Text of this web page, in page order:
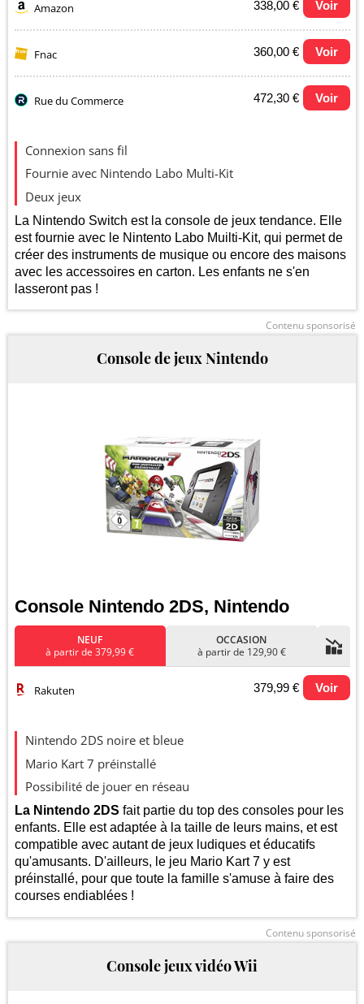
Amazon 338,00 € Voir
Fnac 360,00 € Voir
Rue du Commerce 472,30 € Voir
Evolution du prix le plus bas (neuf):
300
310
320
330
Connexion sans fil
Fournie avec Nintendo Labo Multi-Kit
Deux jeux
La Nintendo Switch est la console de jeux tendance. Elle
est fournie avec le Nintento Labo Muilti-Kit, qui permet de
créer des instruments de musique ou encore des maisons
avec les accessoires en carton. Les enfants ne s'en
lasseront pas !
Contenu sponsorisé
Console de jeux Nintendo
Console Nintendo 2DS, Nintendo
NEUF
à partir de 379,99 €
OCCASION
à partir de 129,90 €
Rakuten 379,99 € Voir
Evolution du prix le plus bas (neuf):
100
200
300
400
Nintendo 2DS noire et bleue
Mario Kart 7 préinstallé
Possibilité de jouer en réseau
La Nintendo 2DS fait partie du top des consoles pour les
enfants. Elle est adaptée à la taille de leurs mains, et est
compatible avec autant de jeux ludiques et éducatifs
qu'amusants. D'ailleurs, le jeu Mario Kart 7 y est
préinstallé, pour que toute la famille s'amuse à faire des
courses endiablées !
Contenu sponsorisé
Console jeux vidéo Wii